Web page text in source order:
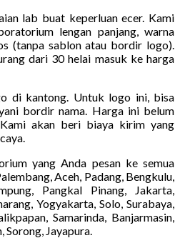
lab buat keperluan ecer. Kami
lengan panjang, warna
(tanpa sablon atau bordir logo).
dari 30 helai masuk ke harga
di kantong. Untuk logo ini, bisa
bordir nama. Harga ini belum
akan beri biaya kirim yang
yang Anda pesan ke semua
Aceh, Padang, Bengkulu,
Pangkal Pinang, Jakarta,
Yogyakarta, Solo, Surabaya,
Samarinda, Banjarmasin,
Jayapura.